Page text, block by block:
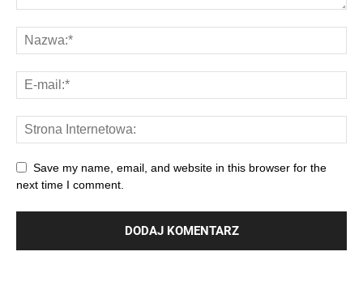
Save my name, email, and website in this browser for the
next time I comment.